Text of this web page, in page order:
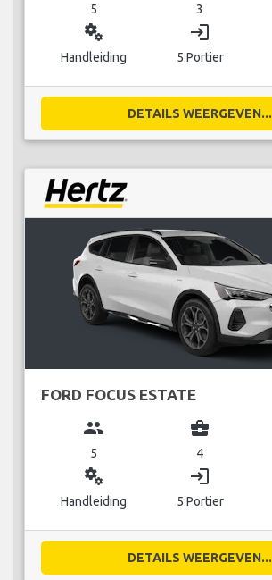
5 3
miscellaneous_services
Handleiding
login
5 Portier
DETAILS WEERGEVEN...
FORD FOCUS ESTATE
group
5
business_center
4
miscellaneous_services
Handleiding
login
5 Portier
DETAILS WEERGEVEN...